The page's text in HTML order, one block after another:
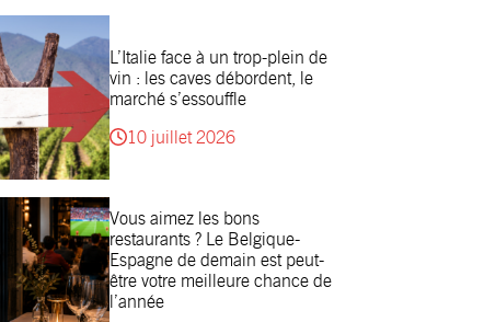
L’Italie face à un trop-plein de
vin : les caves débordent, le
marché s’essouffle
10 juillet 2026
Vous aimez les bons
restaurants ? Le Belgique-
Espagne de demain est peut-
être votre meilleure chance de
l’année